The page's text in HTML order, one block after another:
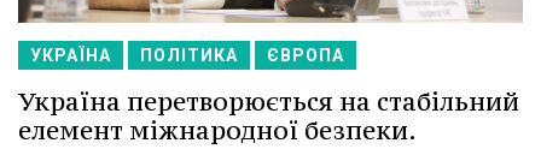
УКРАЇНА ПОЛІТИКА ЄВРОПА
Україна перетворюється на стабільний
елемент міжнародної безпеки.